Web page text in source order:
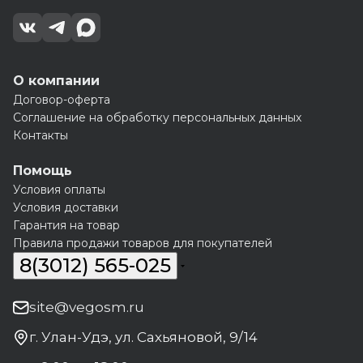
О компании
Договор-оферта
Соглашение на обработку персональных данных
Контакты
Помощь
Условия оплаты
Условия доставки
Гарантия на товар
Правила продажи товаров для покупателей
8(3012) 565-025
site@vegosm.ru
г. Улан-Удэ, ул. Сахьяновой, 9/14